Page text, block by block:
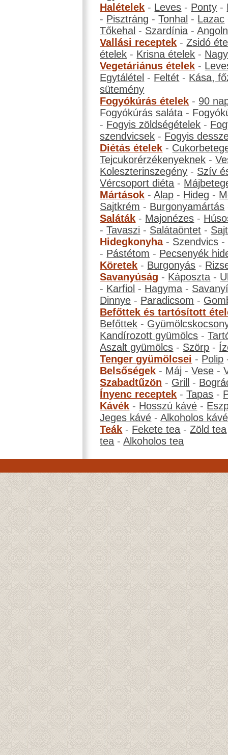
Halételek - Leves - Ponty -
- Pisztráng -Tonhal - Lazac
Tőkehal - Szardínia -
Vallási receptek -Zsidó
ételek - Krisna ételek -
Vegetáriánus ételek -
Egytálétel - Feltét - Kása,
sütemény
Fogyókúrás ételek - 90
Fogyókúrás saláta -
- Fogyis zöldségételek -
szendvicsek - Fogyis
Diétás ételek -
Tejcukorérzékenyeknek -
Koleszterinszegény - Szív
Vércsoport diéta -
Mártások -Alap - Hideg -
Sajtkrém - Burgonyamártás
Saláták - Majonézes -
-Tavaszi - Salátaöntet -
Hidegkonyha- Szendvics -
- Pástétom - Pecsenyék
Köretek - Burgonyás -
Savanyúság - Káposzta -
- Karfiol - Hagyma -
Dinnye - Paradicsom -
Befőttek és tartósított
Befőttek -
Kandírozott gyümölcs -
Aszalt gyümölcs - Szörp -
Tenger gyümölcsei - Polip
Belsőségek - Máj -Vese -
Szabadtűzön - Grill -
Ínyenc receptek -Tapas -
Kávék - Hosszú kávé -
Jeges kávé -Alkoholos kávé
Teák - Fekete tea -Zöld tea
tea -Alkoholos tea